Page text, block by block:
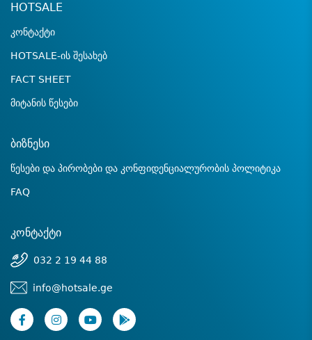
HOTSALE
კონტაქტი
HOTSALE-ის შესახებ
FACT SHEET
მიტანის წესები
ბიზნესი
წესები და პირობები და კონფიდენციალურობის პოლიტიკა
FAQ
კონტაქტი
032 2 19 44 88
info@hotsale.ge